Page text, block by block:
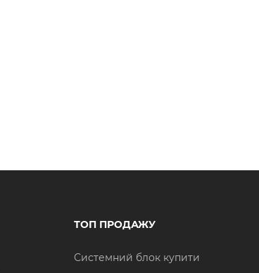
ТОП ПРОДАЖУ
Системний блок купити